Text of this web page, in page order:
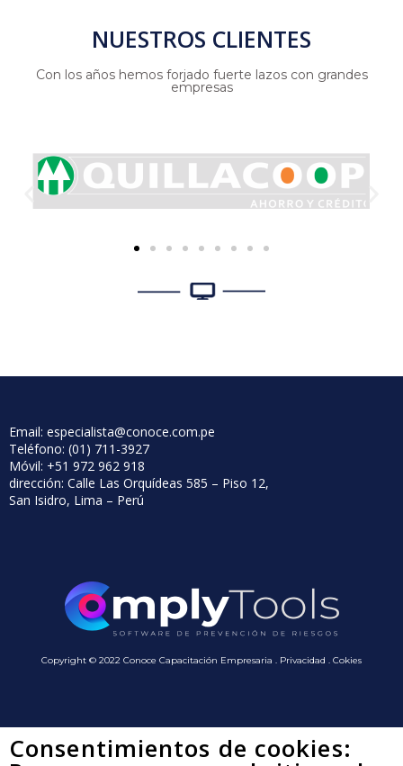
NUESTROS CLIENTES
Con los años hemos forjado fuerte lazos con grandes
empresas
Email: especialista@conoce.com.pe
Teléfono: (01) 711-3927
Móvil: +51 972 962 918
dirección: Calle Las Orquídeas 585 – Piso 12,
San Isidro, Lima – Perú
Copyright © 2022 Conoce Capacitación Empresaria . Privacidad . Cokies
Consentimientos de cookies: